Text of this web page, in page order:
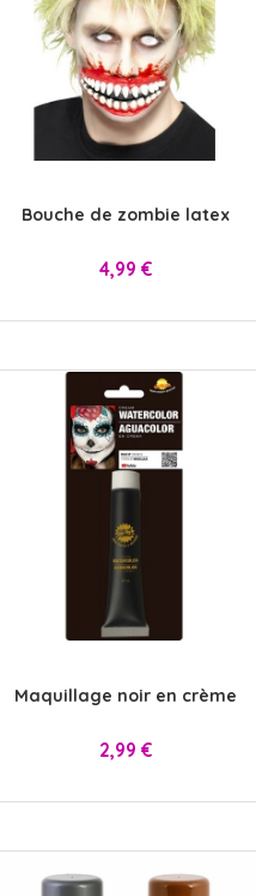
Bouche de zombie latex
Prix
4,99 €
Maquillage noir en crème
Prix
2,99 €